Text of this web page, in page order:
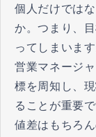
個人だけでは
か。つまり、
ってしまいます
営業マネージ
標を周知し、
ることが重要
値差はもちろ